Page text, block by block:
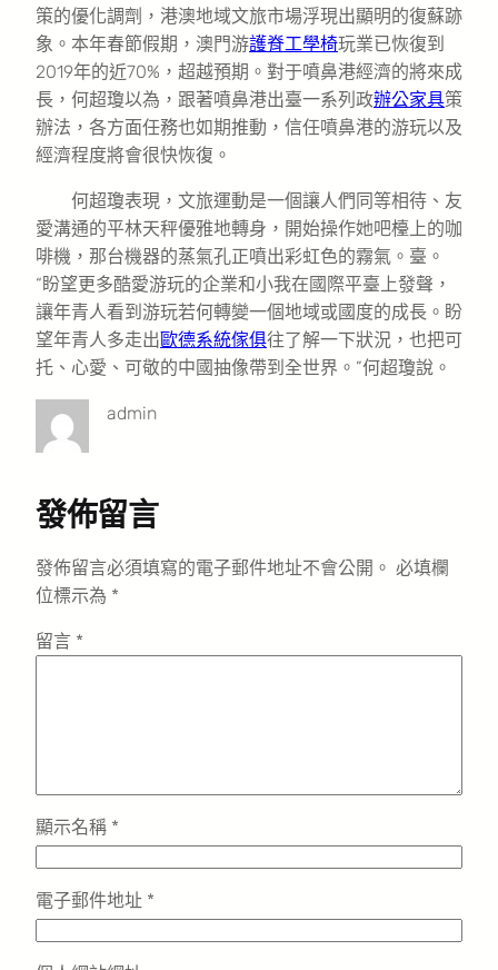
策的優化調劑，港澳地域文旅市場浮現出顯明的復蘇跡
象。本年春節假期，澳門游護脊工學椅玩業已恢復到
2019年的近70%，超越預期。對于噴鼻港經濟的將來成
長，何超瓊以為，跟著噴鼻港出臺一系列政辦公家具策
辦法，各方面任務也如期推動，信任噴鼻港的游玩以及
經濟程度將會很快恢復。
何超瓊表現，文旅運動是一個讓人們同等相待、友
愛溝通的平林天秤優雅地轉身，開始操作她吧檯上的咖
啡機，那台機器的蒸氣孔正噴出彩虹色的霧氣。臺。
“盼望更多酷愛游玩的企業和小我在國際平臺上發聲，
讓年青人看到游玩若何轉變一個地域或國度的成長。盼
望年青人多走出歐德系統傢俱往了解一下狀況，也把可
托、心愛、可敬的中國抽像帶到全世界。”何超瓊說。
admin
發佈留言
發佈留言必須填寫的電子郵件地址不會公開。 必填欄
位標示為 *
留言 *
顯示名稱 *
電子郵件地址 *